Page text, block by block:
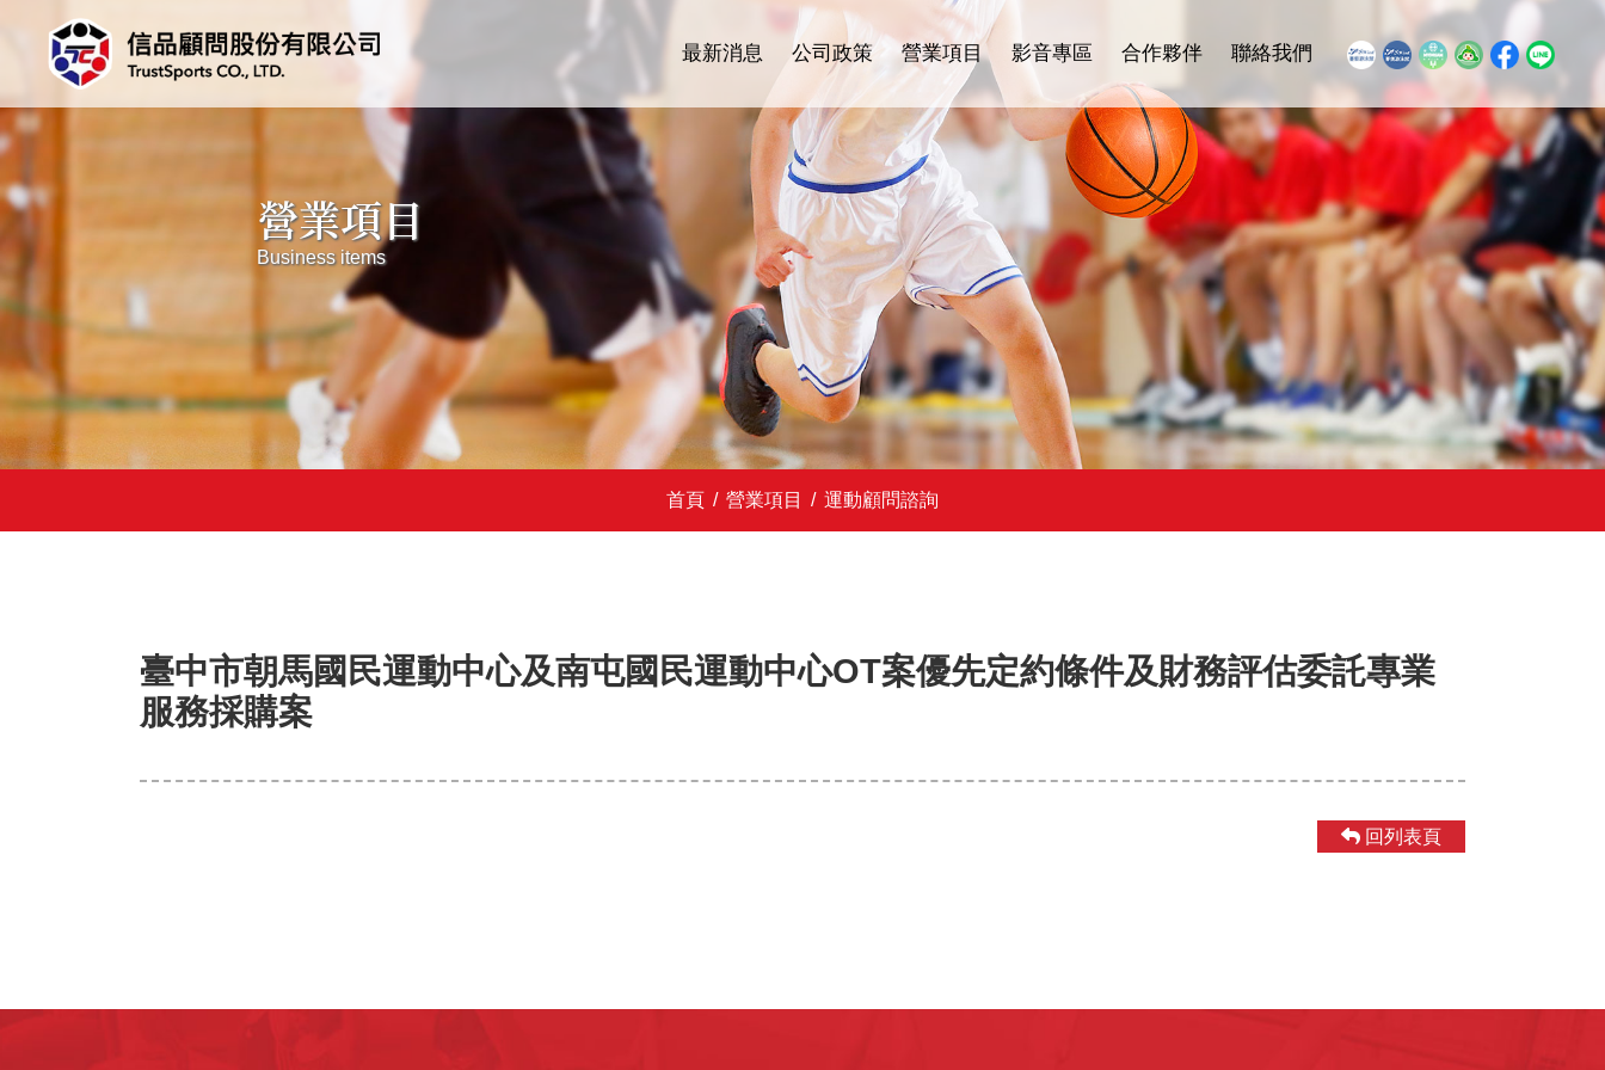
最新消息 公司政策 營業項目 影音專區 合作夥伴 聯絡我們
營業項目
Business items
首頁 / 營業項目 / 運動顧問諮詢
臺中市朝馬國民運動中心及南屯國民運動中心OT案優先定約條件及財務評估委託專業
服務採購案
回列表頁